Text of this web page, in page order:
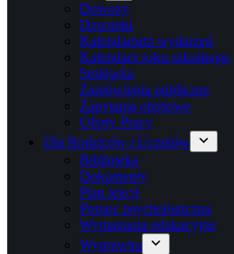
Dowozy
Dzwonki
Kalendarium wydarzeń
Kalendarz roku szkolnego
Stołówka
Zamówienia publiczne
Zapytania ofertowe
Oferty Pracy
Dla Rodziców i Uczniów
Biblioteka
Dokumenty
Plan lekcji
Pomoc psychologiczna
Wymagania edukacyjne
Wyprawka